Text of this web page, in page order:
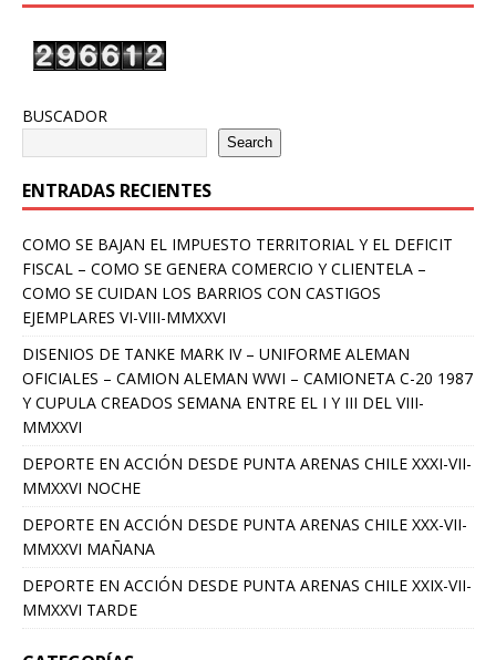
BUSCADOR
Search
ENTRADAS RECIENTES
COMO SE BAJAN EL IMPUESTO TERRITORIAL Y EL DEFICIT
FISCAL – COMO SE GENERA COMERCIO Y CLIENTELA –
COMO SE CUIDAN LOS BARRIOS CON CASTIGOS
EJEMPLARES VI-VIII-MMXXVI
DISENIOS DE TANKE MARK IV – UNIFORME ALEMAN
OFICIALES – CAMION ALEMAN WWI – CAMIONETA C-20 1987
Y CUPULA CREADOS SEMANA ENTRE EL I Y III DEL VIII-
MMXXVI
DEPORTE EN ACCIÓN DESDE PUNTA ARENAS CHILE XXXI-VII-
MMXXVI NOCHE
DEPORTE EN ACCIÓN DESDE PUNTA ARENAS CHILE XXX-VII-
MMXXVI MAÑANA
DEPORTE EN ACCIÓN DESDE PUNTA ARENAS CHILE XXIX-VII-
MMXXVI TARDE